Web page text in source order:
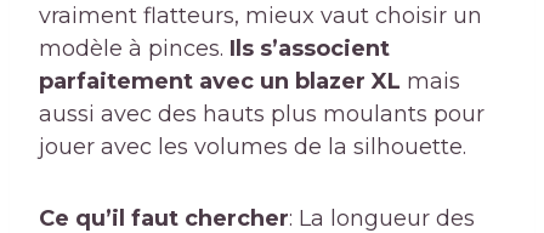
vraiment flatteurs, mieux vaut choisir un
modèle à pinces. Ils s’associent
parfaitement avec un blazer XL mais
aussi avec des hauts plus moulants pour
jouer avec les volumes de la silhouette.
Ce qu’il faut chercher: La longueur des